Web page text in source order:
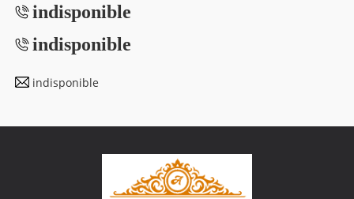
indisponible
indisponible
indisponible